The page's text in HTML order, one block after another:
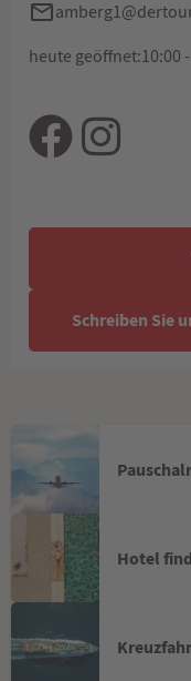
heute geöffnet:10:00
Schreiben Sie
Hotel